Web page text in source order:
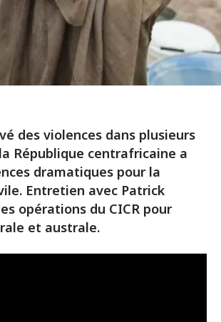
des violences dans plusieurs
République centrafricaine a
dramatiques pour la
Entretien avec Patrick
opérations du CICR pour
et australe.